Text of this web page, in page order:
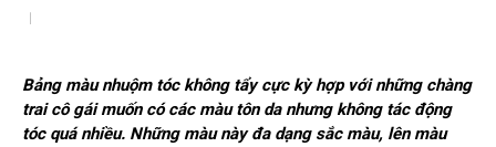
Bảng màu nhuộm tóc không tẩy cực kỳ hợp với những chàng
trai cô gái muốn có các màu tôn da nhưng không tác động
tóc quá nhiều. Những màu này đa dạng sắc màu, lên màu